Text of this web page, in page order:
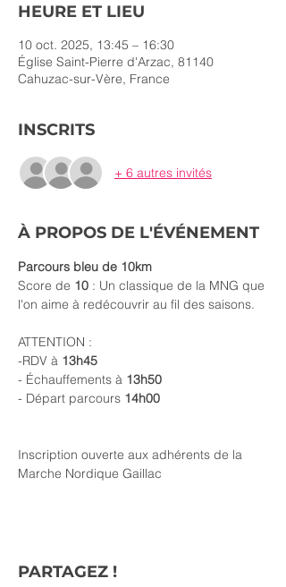
HEURE ET LIEU
10 oct. 2025, 13:45 – 16:30
Église Saint-Pierre d'Arzac, 81140
Cahuzac-sur-Vère, France
INSCRITS
+ 6 autres invités
À PROPOS DE L'ÉVÉNEMENT
Parcours bleu de 10km
Score de 10 : Un classique de la MNG que
l'on aime à redécouvrir au fil des saisons.
ATTENTION :
-RDV à 13h45
- Échauffements à 13h50
- Départ parcours 14h00
Inscription ouverte aux adhérents de la
Marche Nordique Gaillac
PARTAGEZ !